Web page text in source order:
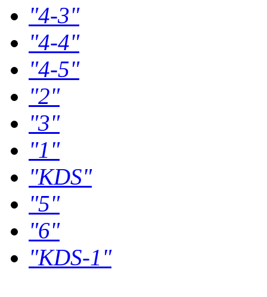
"4-3"
"4-4"
"4-5"
"2"
"3"
"1"
"KDS"
"5"
"6"
"KDS-1"